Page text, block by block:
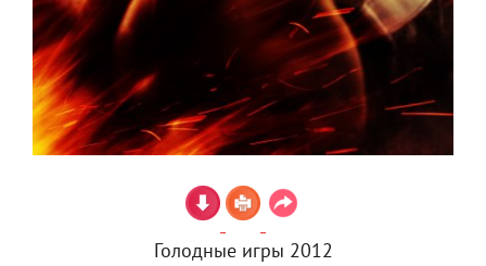
Голодные игры 2012